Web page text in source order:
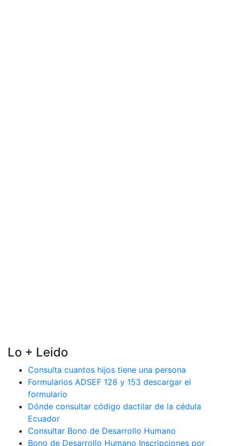
Lo + Leido
Consulta cuantos hijos tiene una persona
Formularios ADSEF 128 y 153 descargar el
formulario
Dónde consultar código dactilar de la cédula
Ecuador
Consultar Bono de Desarrollo Humano
Bono de Desarrollo Humano Inscripciones por